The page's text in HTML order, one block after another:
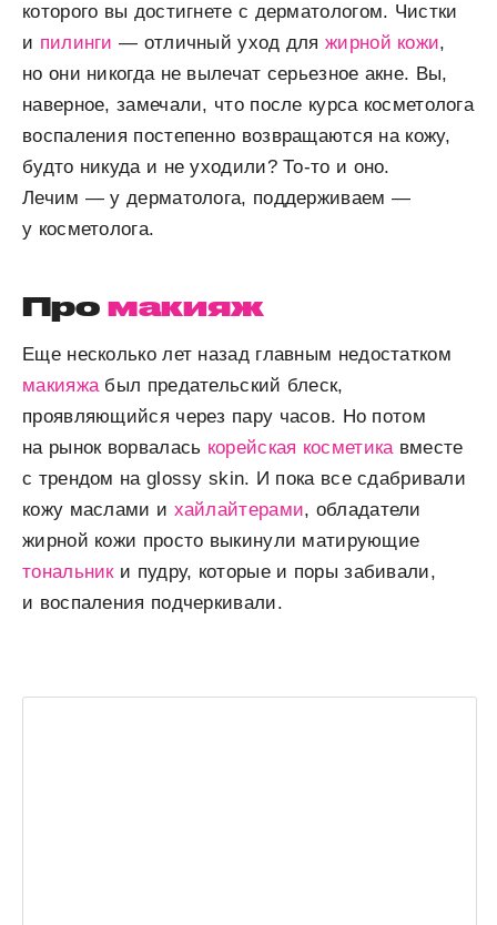
которого вы достигнете с дерматологом. Чистки
и пилинги — отличный уход дляжирной кожи,
но они никогда не вылечат серьезное акне. Вы,
наверное, замечали, что после курса косметолога
воспаления постепенно возвращаются на кожу,
будто никуда и не уходили? То-то и оно.
Лечим — у дерматолога, поддерживаем —
у косметолога.
Промакияж
Еще несколько лет назад главным недостатком
макияжабыл предательский блеск,
проявляющийся через пару часов. Но потом
на рынок ворвалась корейская косметикавместе
с трендом на glossy skin. И пока все сдабривали
кожу маслами и хайлайтерами, обладатели
жирной кожи просто выкинули матирующие
тональники пудру, которые и поры забивали,
и воспаления подчеркивали.